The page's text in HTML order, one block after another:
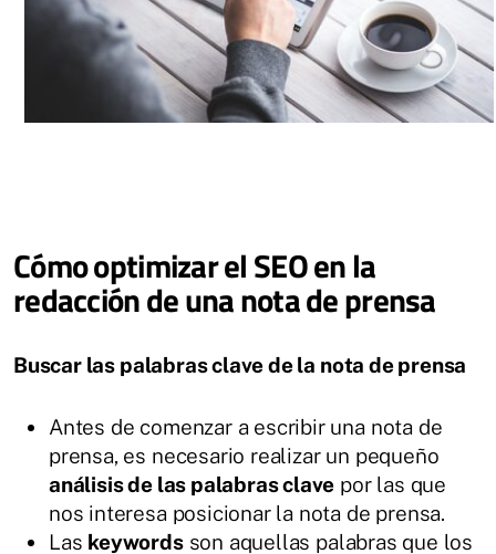
Cómo optimizar el SEO en la
redacción de una nota de prensa
Buscar las palabras clave de la nota de prensa
Antes de comenzar a escribir una nota de
prensa, es necesario realizar un pequeño
análisis de las palabras clave por las que
nos interesa posicionar la nota de prensa.
Las keywordsson aquellas palabras que los